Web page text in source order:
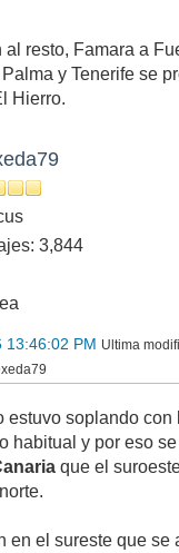
al resto, Famara a
y Tenerife se
Hierro.
3,844
13:46:02 PM Ultima
estuvo soplando con
habitual y por eso
que el
en el sureste que se